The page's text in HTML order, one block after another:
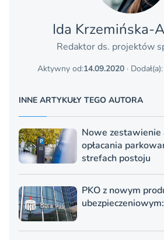
Ida Krzemińska-
Redaktor ds. projektów
Aktywny od:14.09.2020 · Dodał(a):
INNE ARTYKUŁY TEGO AUTORA
Nowe zestawienie
opłacania
strefach postoju
PKO z nowym